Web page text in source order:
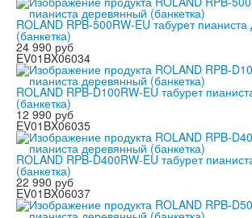
ROLAND RPB-500RW-EU табурет
(банкетка)
24 990 руб
EV01BX06034
ROLAND RPB-D100RW-EU табурет
(банкетка)
12 990 руб
EV01BX06035
ROLAND RPB-D400RW-EU табурет
(банкетка)
22 990 руб
EV01BX06037